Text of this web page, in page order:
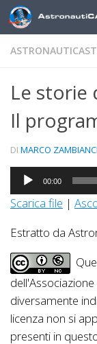
Sotto il
ASTRONAUTICAST
Le storie
Il
DI MARCO
Audio
Player
00:00
Scarica file |
Estratto da
diversamente
licenza non si
presenti in